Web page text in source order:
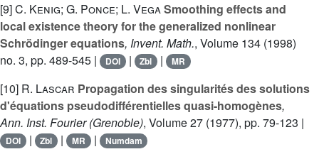
[9]C. Kenig; G. Ponce; L. VegaSmoothing effects and
local existence theory for the generalized nonlinear
Schrödinger equations, Invent. Math., Volume 134 (1998)
no. 3, pp. 489-545 |
DOI | Zbl | MR
[10] R. Lascar Propagation des singularités des solutions
d'équations pseudodifférentielles quasi-homogènes,
Ann. Inst. Fourier (Grenoble), Volume 27 (1977), pp. 79-123 |
DOI | Zbl | MR | Numdam